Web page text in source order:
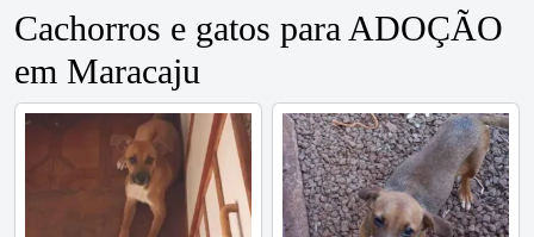
Cachorros e gatos para ADOÇÃO
em Maracaju